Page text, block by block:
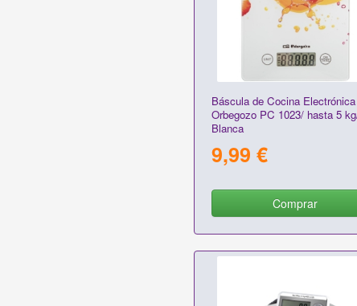
Báscula de Cocina Electrónica
Orbegozo PC 1023/ hasta 5
Blanca
9,99 €
Comprar